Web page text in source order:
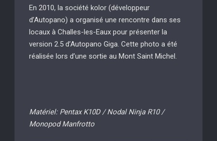
En 2010, la société kolor (développeur
d’Autopano) a organisé une rencontre dans ses
locaux à Challes-les-Eaux pour présenter la
version 2.5 d’Autopano Giga. Cette photo a été
réalisée lors d’une sortie au Mont Saint Michel.
Matériel: Pentax K10D / Nodal Ninja R10 /
Monopod Manfrotto